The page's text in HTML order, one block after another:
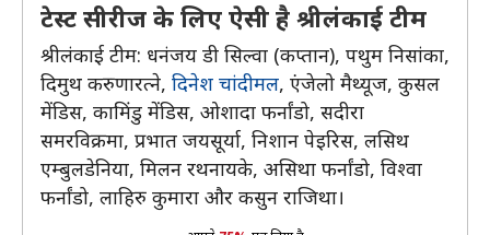
टेस्ट सीरीज के लिए ऐसी है श्रीलंकाई टीम
श्रीलंकाई टीम: धनंजय डी सिल्वा (कप्तान), पथुम निसांका,
दिमुथ करुणारत्ने, दिनेश चांदीमल, एंजेलो मैथ्यूज, कुसल
मेंडिस, कामिंडु मेंडिस, ओशादा फर्नांडो, सदीरा
समरविक्रमा, प्रभात जयसूर्या, निशान पेइरिस, लसिथ
एम्बुलडेनिया, मिलन रथनायके, असिथा फर्नांडो, विश्वा
फर्नांडो, लाहिरु कुमारा और कसुन राजिथा।